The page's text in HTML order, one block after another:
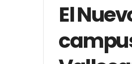
El